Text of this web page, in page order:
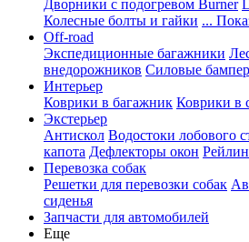
Дворники с подогревом Burner
Колесные болты и гайки ...
Off-road
Экспедиционные багажники
внедорожников Силовые
Интерьер
Коврики в багажник Коврики в
Экстерьер
Антискол Водостоки лобового
капота Дефлекторы окон
Перевозка собак
Решетки для перевозки собак
сиденья
Запчасти для автомобилей
Еще